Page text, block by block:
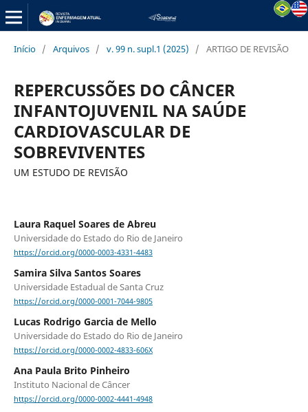
Início / Arquivos / v. 99 n. supl.1 (2025) / ARTIGO DE REVISÃO
REPERCUSSÕES DO CÂNCER
INFANTOJUVENIL NA SAÚDE
CARDIOVASCULAR DE
SOBREVIVENTES
UM ESTUDO DE REVISÃO
Laura Raquel Soares de Abreu
Universidade do Estado do Rio de Janeiro
https://orcid.org/0000-0003-4331-4483
Samira Silva Santos Soares
Universidade Estadual de Santa Cruz
https://orcid.org/0000-0001-7044-9805
Lucas Rodrigo Garcia de Mello
Universidade do Estado do Rio de Janeiro
https://orcid.org/0000-0002-4833-606X
Ana Paula Brito Pinheiro
Instituto Nacional de Câncer
https://orcid.org/0000-0002-4441-4948